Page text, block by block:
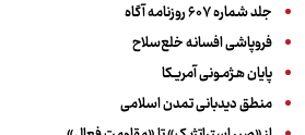
جلد شماره ۶۰۷ روزنامه آگاه
فروپاشی افسانه خلع‌سلاح
پایان هـژمـونی آمریـکا
منطق دیدبانی تمدن اسلامی